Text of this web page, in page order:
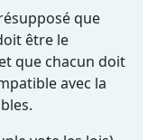
que
être le
que chacun doit
avec la